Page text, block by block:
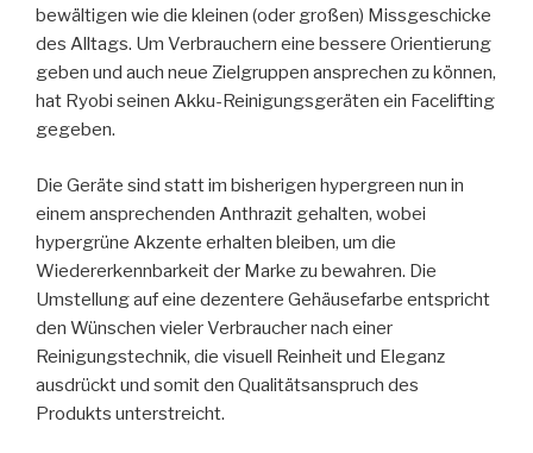
bewältigen wie die kleinen (oder großen) Missgeschicke
des Alltags. Um Verbrauchern eine bessere Orientierung
geben und auch neue Zielgruppen ansprechen zu können,
hat Ryobi seinen Akku-Reinigungsgeräten ein Facelifting
gegeben.
Die Geräte sind statt im bisherigen hypergreen nun in
einem ansprechenden Anthrazit gehalten, wobei
hypergrüne Akzente erhalten bleiben, um die
Wiedererkennbarkeit der Marke zu bewahren. Die
Umstellung auf eine dezentere Gehäusefarbe entspricht
den Wünschen vieler Verbraucher nach einer
Reinigungstechnik, die visuell Reinheit und Eleganz
ausdrückt und somit den Qualitätsanspruch des
Produkts unterstreicht.